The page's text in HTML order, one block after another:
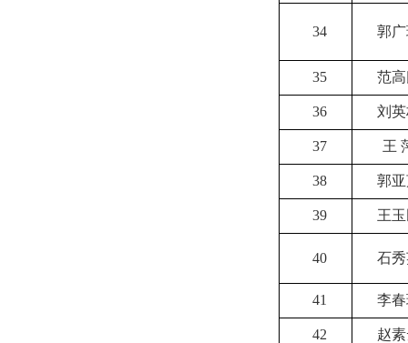
34 郭
35 范
36 刘
37 王
38 郭
39 王
40 石
41 李
42 赵